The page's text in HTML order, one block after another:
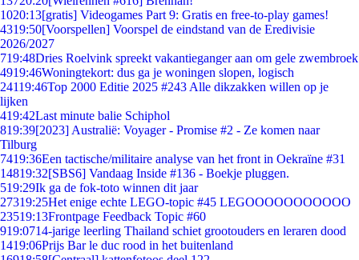
1020:13[gratis] Videogames Part 9: Gratis en free-to-play games!
4319:50[Voorspellen] Voorspel de eindstand van de Eredivisie
2026/2027
719:48Dries Roelvink spreekt vakantieganger aan om gele zwembroek
4919:46Woningtekort: dus ga je woningen slopen, logisch
24119:46Top 2000 Editie 2025 #243 Alle dikzakken willen op je
lijken
419:42Last minute balie Schiphol
819:39[2023] Australië: Voyager - Promise #2 - Ze komen naar
Tilburg
7419:36Een tactische/militaire analyse van het front in Oekraïne #31
14819:32[SBS6] Vandaag Inside #136 - Boekje pluggen.
519:29Ik ga de fok-toto winnen dit jaar
27319:25Het enige echte LEGO-topic #45 LEGOOOOOOOOOOO
23519:13Frontpage Feedback Topic #60
919:0714-jarige leerling Thailand schiet grootouders en leraren dood
1419:06Prijs Bar le duc rood in het buitenland